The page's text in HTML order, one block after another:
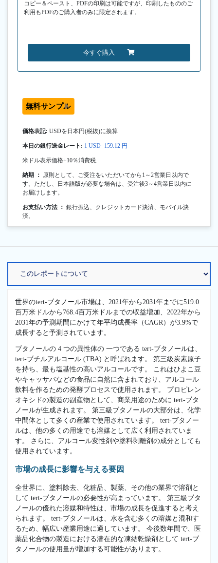
コピー＆ペースト、PDFの印刷は可能ですが、印刷したもののご
利用もPDFのご購入者のみに限定されます。
今すぐ購入
無料サンプル
価格表記: USDを日本円(税抜)に換算
本日の銀行送金レート: 1 USD=159.12 円
米ドル表示価格+10％消費税.
納期 ： 原則として、ご受注をいただいてから1～2営業日以内で
す。ただし、日本語版が必要な場合は、受注後3～4営業日以内に
お届けします。
お支払い方法 ： 銀行振込、クレジットカード決済、モバイル決
済。
世界のtert-ブタノール市場は、2021年から2031年までに519.0
百万米ドルから768.4百万米ドルまでの収益増加、2022年から
2031年の予測期間にかけて年平均成長率（CAGR）が3.9%で
成長すると予測されています。
ブタノールの 4 つの異性体の 一つである tert-ブタノールは、
tert-ブチルアルコール (TBA) と呼ばれます。 第三級炭素原子
を持ち、最も塩基性の高いアルコールです。 これはひよこ豆
やキャッサバなどの食品に自然に含まれており、アルコール
飲料を作るための発酵プロセスで使用されます。 プロピレン
オキシドの製造の副産物として、商業用途のために tert-ブタ
ノールが生成されます。 第三級ブタノールの大部分は、化学
中間体として多くの産業で使用されています。 tert-ブタノー
ルは、他の多くの用途でも溶媒として広く利用されていま
す。 さらに、アルコール変性剤や塗料剥離剤の成分としても
使用されています。
市場の成長に影響を与える要因
全世界に、塗料除去、化粧品、製薬、その他の業界で溶剤と
して tert-ブタノールの必要性が高まっています。 第三級ブタ
ノールの優れた溶媒和特性は、市場の成長を促進すると考え
られます。 tert-ブタノールは、水を含む多くの溶媒と混和す
るため、幅広い産業用途に適しています。 今後数年間で、医
薬品化合物の製造における潜在的な凍結乾燥剤として tert-ブ
タノールの使用量が増加する可能性があります。